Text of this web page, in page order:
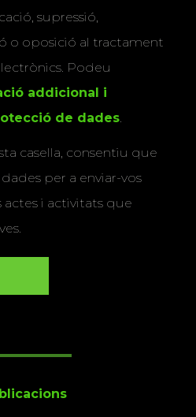
supressió,
o oposició al tractament
Podeu
addicional i
de dades
casella, consentiu que
per a enviar-vos
i activitats que